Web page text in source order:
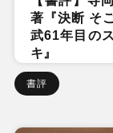
著『決断 そ
武61年目の
キ』
書評